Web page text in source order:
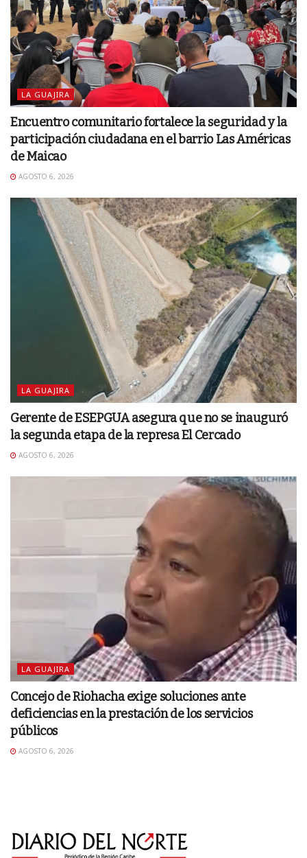
LA GUAJIRA
Encuentro comunitario fortalece la seguridad y la
participación ciudadana en el barrio Las Américas
de Maicao
AGOSTO 6, 2026
LA GUAJIRA
Gerente de ESEPGUA asegura que no se inauguró
la segunda etapa de la represa El Cercado
AGOSTO 6, 2026
LA GUAJIRA
Concejo de Riohacha exige soluciones ante
deficiencias en la prestación de los servicios
públicos
AGOSTO 6, 2026